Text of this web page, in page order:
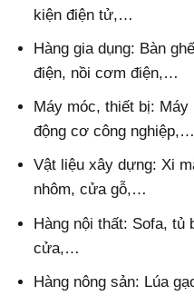
kiện điện tử,…
Hàng gia dụng: Bàn
điện, nồi cơm điện,…
Máy móc, thiết bị:
động cơ công nghiệp,…
Vật liệu xây dựng: Xi
nhôm, cửa gỗ,…
Hàng nội thất: Sofa, tủ
cửa,…
Hàng nông sản: Lúa